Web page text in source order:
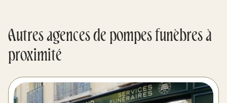
Autres agences de pompes funèbres à
proximité